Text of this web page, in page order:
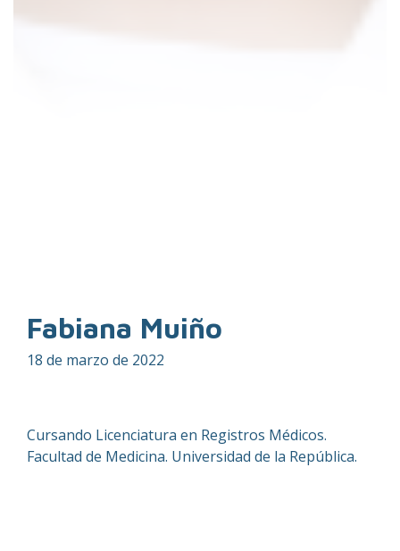
Fabiana Muiño
18 de marzo de 2022
Cursando Licenciatura en Registros Médicos.
Facultad de Medicina. Universidad de la República.